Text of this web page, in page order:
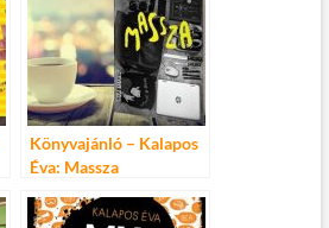
Könyvajánló – Kalapos
Éva: Massza